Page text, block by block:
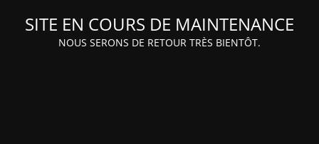
SITE EN COURS DE MAINTENANCE
NOUS SERONS DE RETOUR TRÈS BIENTÔT.